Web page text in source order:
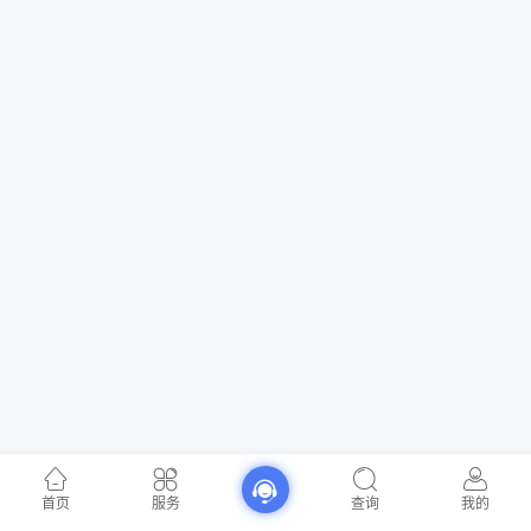
首页 服务 查询 我的